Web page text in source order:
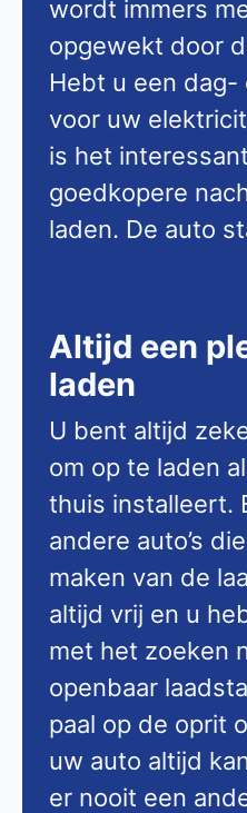
wordt immers
opgewekt door
Hebt u een
voor uw
is het
goedkopere
laden. De auto
Altijd een
laden
U bent altijd
om op te laden
thuis installeert.
andere auto’s
maken van de
altijd vrij en u
met het zoeken
openbaar
paal op de oprit
uw auto altijd
er nooit een